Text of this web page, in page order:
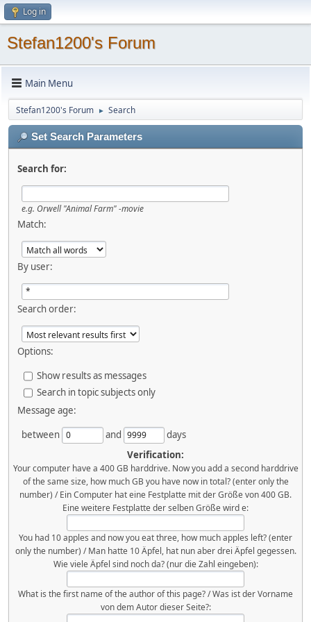
Log in
Stefan1200's Forum
Main Menu
Stefan1200's Forum ► Search
Set Search Parameters
Search for:
e.g. Orwell "Animal Farm" -movie
Match:
By user:
Search order:
Options:
Show results as messages
Search in topic subjects only
Message age:
between
and
days
Verification:
Your computer have a 400 GB harddrive. Now you add a second harddrive
of the same size, how much GB you have now in total? (enter only the
number) / Ein Computer hat eine Festplatte mit der Größe von 400 GB.
Eine weitere Festplatte der selben Größe wird e:
You had 10 apples and now you eat three, how much apples left? (enter
only the number) / Man hatte 10 Äpfel, hat nun aber drei Äpfel gegessen.
Wie viele Äpfel sind noch da? (nur die Zahl eingeben):
What is the first name of the author of this page? / Was ist der Vorname
von dem Autor dieser Seite?: